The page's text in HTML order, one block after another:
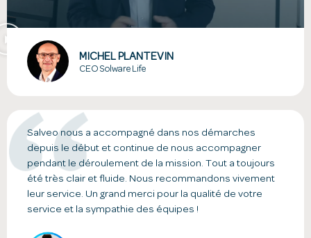
MICHEL PLANTEVIN
CEO Solware Life
Salveo nous a accompagné dans nos démarches
depuis le début et continue de nous accompagner
pendant le déroulement de la mission. Tout a toujours
été très clair et fluide. Nous recommandons vivement
leur service. Un grand merci pour la qualité de votre
service et la sympathie des équipes !